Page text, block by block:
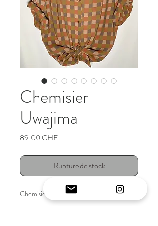
Chemisier
Uwajima
89.00 CHFPrix
Rupture de stock
Chemisier vintage japonais original